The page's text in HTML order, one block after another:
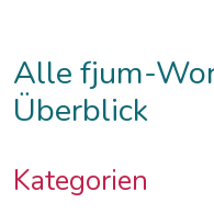
Alle fjum-
Überblick
Kategorien